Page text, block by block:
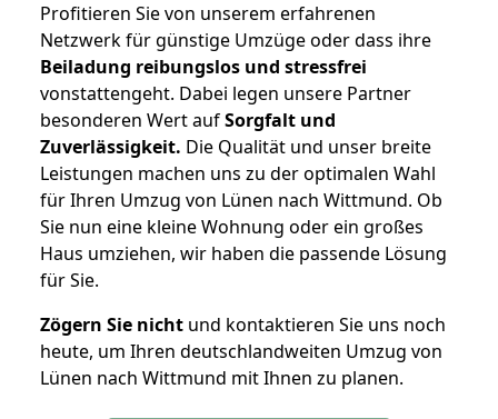
Profitieren Sie von unserem erfahrenen
Netzwerk für günstige Umzüge oder dass ihre
Beiladung reibungslos und stressfrei
vonstattengeht. Dabei legen unsere Partner
besonderen Wert aufSorgfalt und
Zuverlässigkeit. Die Qualität und unser breite
Leistungen machen uns zu der optimalen Wahl
für Ihren Umzug von Lünen nach Wittmund. Ob
Sie nun eine kleine Wohnung oder ein großes
Haus umziehen, wir haben die passende Lösung
für Sie.
Zögern Sie nicht und kontaktieren Sie uns noch
heute, um Ihren deutschlandweiten Umzug von
Lünen nach Wittmund mit Ihnen zu planen.